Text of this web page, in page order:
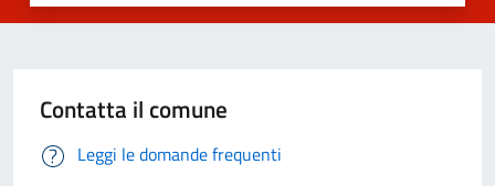
Contatta il comune
Leggi le domande frequenti